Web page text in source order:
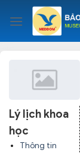
content
Lý lịch khoa
học
Thông tin